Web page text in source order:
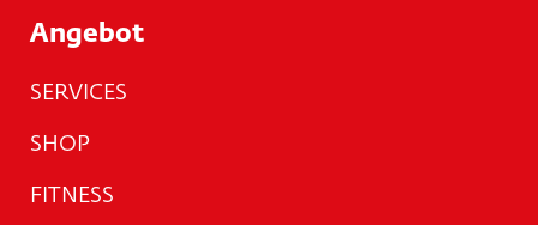
Angebot
SERVICES
SHOP
FITNESS